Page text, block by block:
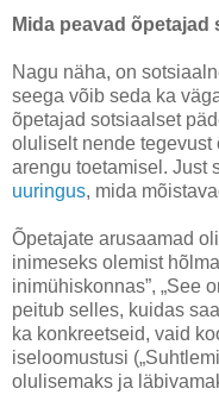
Mida peavad
Nagu näha, on
seega võib seda ka
õpetajad sotsiaalset
oluliselt nende
arengu toetamisel. Just
uuringus, mida
Õpetajate arusaamad
inimeseks olemist
inimühiskonnas”, „See
peitub selles, kuidas
ka konkreetseid, vaid
iseloomustusi
olulisemaks ja